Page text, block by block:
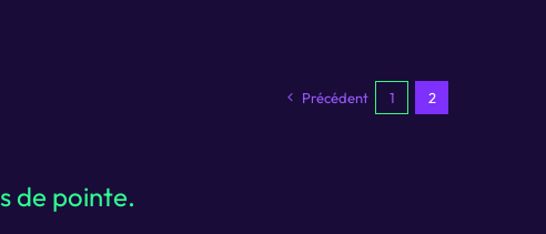
Précédent 1 2
de pointe.